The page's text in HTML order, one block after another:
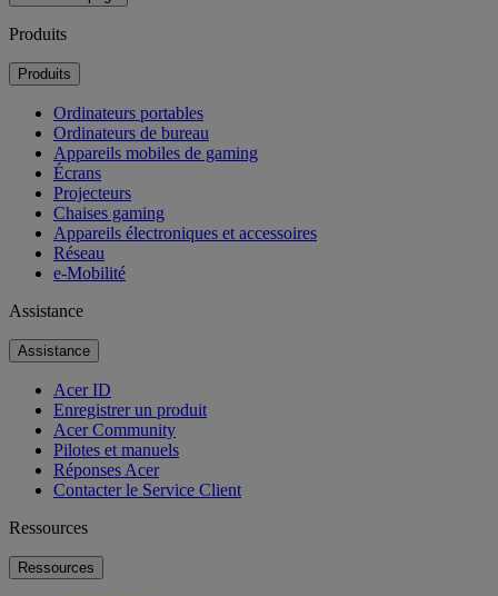
Produits
Produits
Ordinateurs portables
Ordinateurs de bureau
Appareils mobiles de gaming
Écrans
Projecteurs
Chaises gaming
Appareils électroniques et accessoires
Réseau
e-Mobilité
Assistance
Assistance
Acer ID
Enregistrer un produit
Acer Community
Pilotes et manuels
Réponses Acer
Contacter le Service Client
Ressources
Ressources